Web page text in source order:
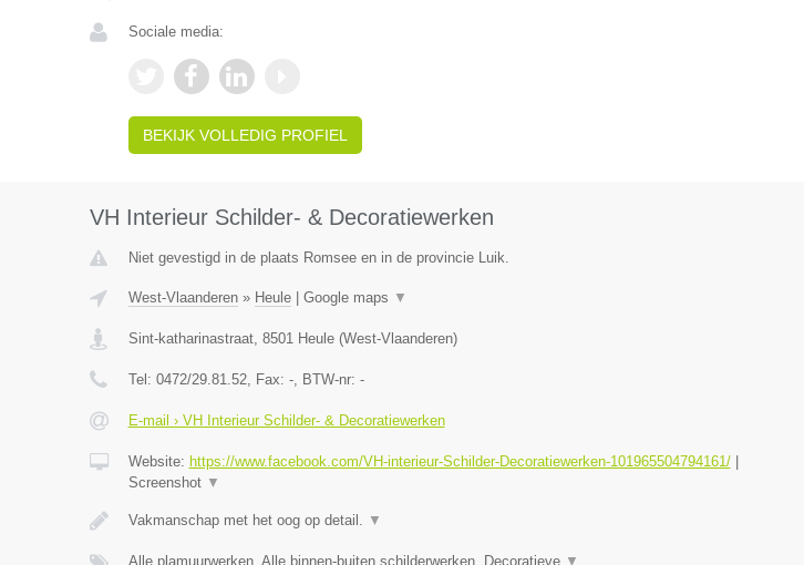
Sociale media:
BEKIJK VOLLEDIG PROFIEL
VH Interieur Schilder- & Decoratiewerken
Niet gevestigd in de plaats Romsee en in de provincie Luik.
West-Vlaanderen» Heule| Google maps ▼
Sint-katharinastraat, 8501 Heule(West-Vlaanderen)
Tel: 0472/29.81.52, Fax: -, BTW-nr: -
E-mail › VH Interieur Schilder- & Decoratiewerken
Website: https://www.facebook.com/VH-interieur-Schilder-Decoratiewerken-101965504794161/|
Screenshot ▼
Vakmanschap met het oog op detail. ▼
Alle plamuurwerken, Alle binnen-buiten schilderwerken, Decoratieve ▼